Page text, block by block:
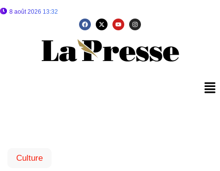
8 août 2026 13:32
Culture